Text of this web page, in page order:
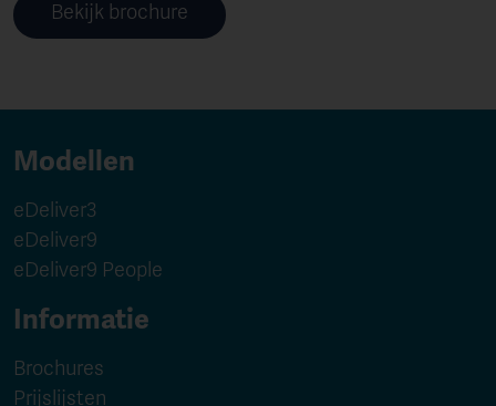
Bekijk brochure
Modellen
eDeliver3
eDeliver9
eDeliver9 People
Informatie
Brochures
Prijslijsten